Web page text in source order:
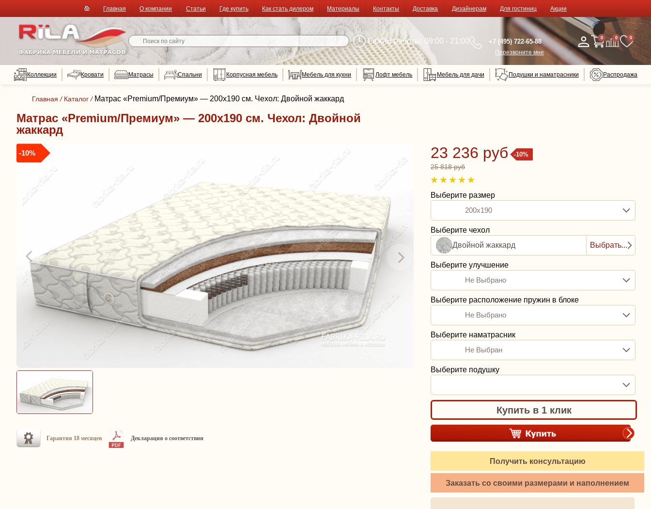
Главная О компании Статьи Где купить Как стать дилером Материалы Контакты Доставка Дизайнерам Для гостиниц Акции
Режим работы: 09:00 - 21:00 +7 (495) 722-65-88
Перезвоните мне
0 0 0
Коллекции Кровати Матрасы Спальни Корпусная мебель Мебель для кухни Лофт мебель Мебель для дачи Подушки и наматрасники Распродажа
Главная / Каталог / Матрас «Premium/Премиум» — 200x190 см. Чехол: Двойной жаккард
Матрас «Premium/Премиум» — 200x190 см. Чехол: Двойной
жаккард
-10%
Гарантия 18 месяцев Декларация о соответствии
-10%
23 236 руб
25 818 руб
Выберите размер
200x190
Выберите чехол
Двойной жаккард
Выбрать...
Выберите улучшение
Не Выбрано
Выберите расположение пружин в блоке
Не Выбрано
Выберите наматрасник
Не Выбран
Выберите подушку
Купить в 1 клик
Получить консультацию
Заказать со своими размерами и наполнением